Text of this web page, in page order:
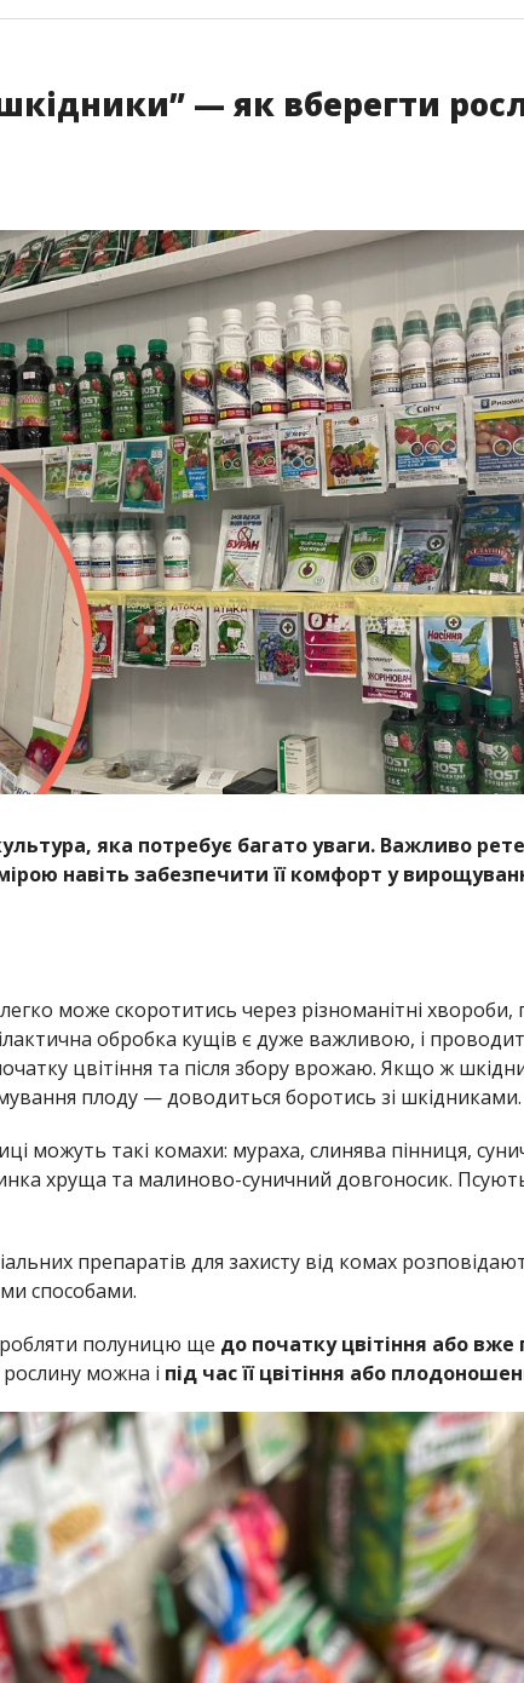
— як вберегти
яка потребує багато уваги. Важливо
навіть забезпечити її комфорт у
може скоротитись через різноманітні хвороби,
обробка кущів є дуже важливою, і
цвітіння та після збору врожаю. Якщо ж
плоду — доводиться боротись зі шкідниками.
можуть такі комахи: мураха, слинява пінниця,
хруща та малиново-суничний довгоносик.
препаратів для захисту від комах
способами.
полуницю ще до початку цвітіння або вже
можна і під час її цвітіння або